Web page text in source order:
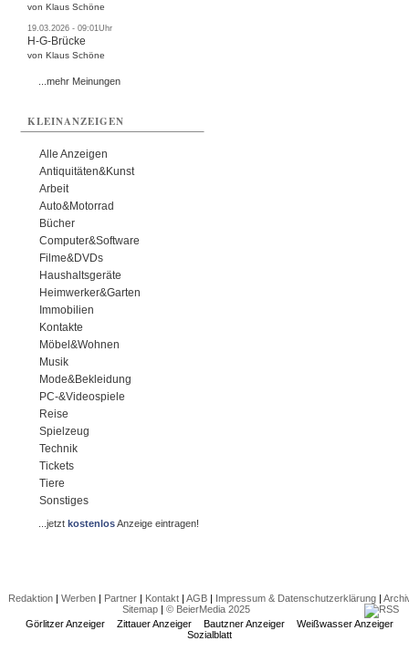
von Klaus Schöne
19.03.2026 - 09:01Uhr
H-G-Brücke
von Klaus Schöne
...mehr Meinungen
KLEINANZEIGEN
Alle Anzeigen
Antiquitäten&Kunst
Arbeit
Auto&Motorrad
Bücher
Computer&Software
Filme&DVDs
Haushaltsgeräte
Heimwerker&Garten
Immobilien
Kontakte
Möbel&Wohnen
Musik
Mode&Bekleidung
PC-&Videospiele
Reise
Spielzeug
Technik
Tickets
Tiere
Sonstiges
...jetztkostenlosAnzeige eintragen!
Redaktion| Werben| Partner| Kontakt| AGB| Impressum & Datenschutzerklärung|
Sitemap| © BeierMedia 2025
Görlitzer Anzeiger
Zittauer Anzeiger Bautzner Anzeiger
Weißwasser Anzeiger
Sozialblatt